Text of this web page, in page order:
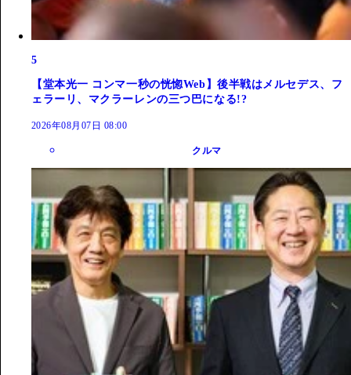
5
【堂本光一 コンマ一秒の恍惚Web】後半戦はメルセデス、フ
ェラーリ、マクラーレンの三つ巴になる!?
2026年08月07日 08:00
クルマ